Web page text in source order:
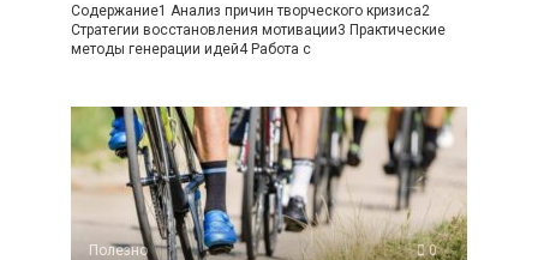
Содержание1 Анализ причин творческого кризиса2
Стратегии восстановления мотивации3 Практические
методы генерации идей4 Работа с
Полезно 0